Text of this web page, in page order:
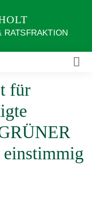
RATSFRAKTION
für
einstimmig